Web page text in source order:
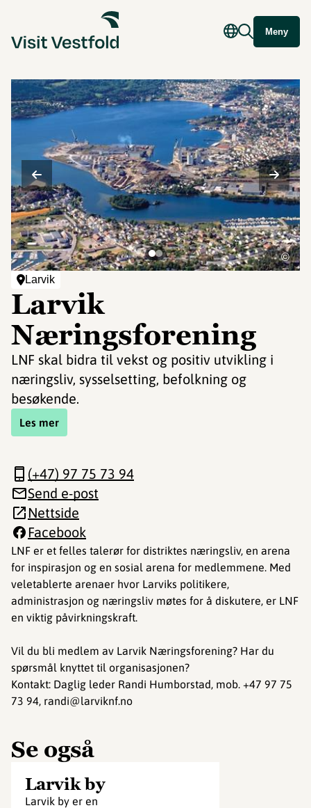
Meny
Larvik
Larvik
Næringsforening
LNF skal bidra til vekst og positiv utvikling i
næringsliv, sysselsetting, befolkning og
besøkende.
Les mer
©
LNF er et felles talerør for distriktes næringsliv, en arena
for inspirasjon og en sosial arena for medlemmene. Med
veletablerte arenaer hvor Larviks politikere,
administrasjon og næringsliv møtes for å diskutere, er LNF
en viktig påvirkningskraft.
Vil du bli medlem av Larvik Næringsforening? Har du
spørsmål knyttet til organisasjonen?
Kontakt: Daglig leder Randi Humborstad, mob. +47 97 75
73 94, randi@larviknf.no
(+47) 97 75 73 94
Send e-post
Nettside
Facebook
Se også
Larvik by
Larvik by er en